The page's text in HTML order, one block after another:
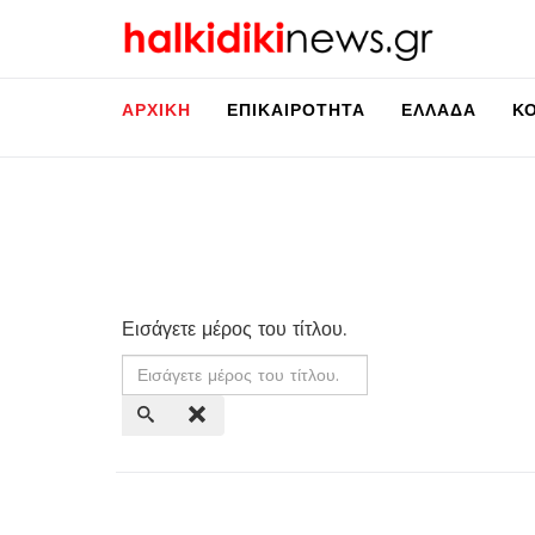
ΑΡΧΙΚΉ ΕΠΙΚΑΙΡΌΤΗΤΑ ΕΛΛΆΔΑ
Εισάγετε μέρος του τίτλου.